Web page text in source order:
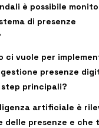
è possibile
di presenze
ci vuole per
presenze
step principali?
artificiale è
delle presenze e che